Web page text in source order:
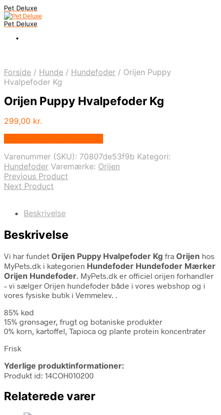
Pet Deluxe
Pet Deluxe
Forside / Hunde / Hundefoder / Orijen Puppy
Hvalpefoder Kg
Orijen Puppy Hvalpefoder Kg
299,00 kr.
Varenummer (SKU): 70807de53f9b Kategori:
Hundefoder Varemærke: Orijen
Previous Product
Next Product
Beskrivelse
Beskrivelse
Vi har fundet Orijen Puppy Hvalpefoder Kg fra Orijen hos
MyPets.dk i kategorien Hundefoder Hundefoder Mærker
Orijen Hundefoder. MyPets.dk er officiel orijen forhandler
– vi sælger Orijen hundefoder både i vores webshop og i
vores fysiske butik i Vemmelev. .
85% kød
15% grønsager, frugt og botaniske produkter
0% korn, kartoffel, Tapioca og plante protein koncentrater
Frisk
Yderlige produktinformationer:
Produkt id: 14COH010200
Relaterede varer